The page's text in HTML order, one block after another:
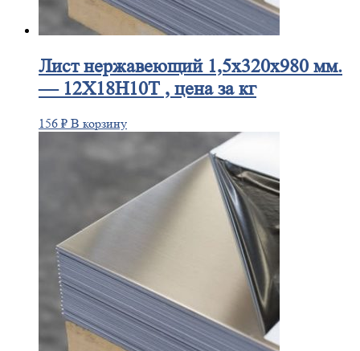
Листнержавеющий 1,5x320x980 мм.
— 12Х18Н10Т , цена за кг
156 ₽ В корзину